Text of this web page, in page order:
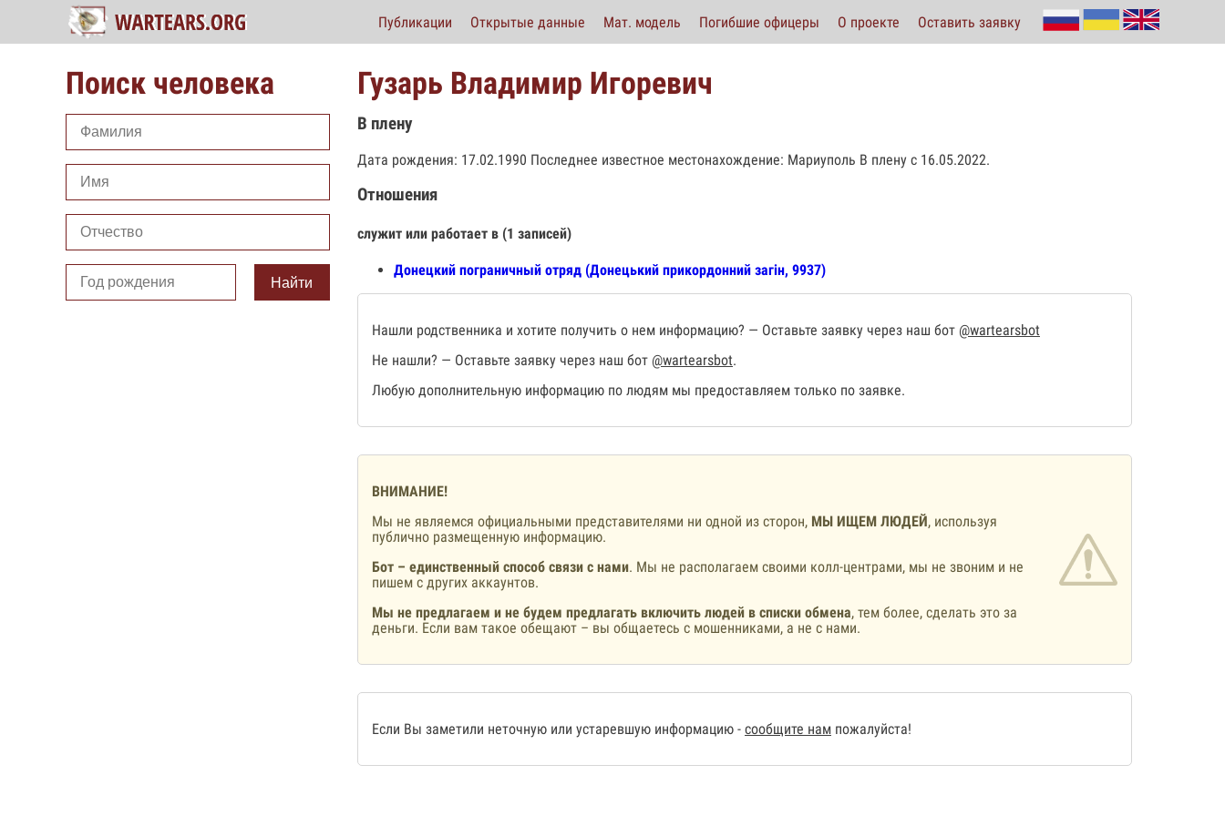
Публикации Открытые данные Мат. модель Погибшие офицеры О проекте Оставить заявку
Поиск человека
Найти
Гузарь Владимир Игоревич
В плену
Дата рождения: 17.02.1990 Последнее известное местонахождение: Мариуполь В плену с 16.05.2022.
Отношения
служит или работает в (1 записей)
Донецкий пограничный отряд (Донецький прикордонний загін, 9937)
Нашли родственника и хотите получить о нем информацию? — Оставьте заявку через наш бот @wartearsbot
Не нашли? — Оставьте заявку через наш бот @wartearsbot.
Любую дополнительную информацию по людям мы предоставляем только по заявке.
ВНИМАНИЕ!
Мы не являемся официальными представителями ни одной из сторон, МЫ ИЩЕМ ЛЮДЕЙ, используя
публично размещенную информацию.
Бот – единственный способ связи с нами. Мы не располагаем своими колл-центрами, мы не звоним и не
пишем с других аккаунтов.
Мы не предлагаем и не будем предлагать включить людей в списки обмена, тем более, сделать это за
деньги. Если вам такое обещают – вы общаетесь с мошенниками, а не с нами.
Если Вы заметили неточную или устаревшую информацию - сообщите нам пожалуйста!